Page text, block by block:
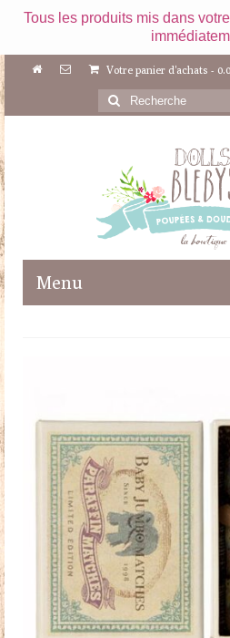
Tous les produits mis dans
Votre panier d'achats -
Rechercher
:
Menu
Doudous
Mobilier & Accessoires
Blog
Contact
Panier